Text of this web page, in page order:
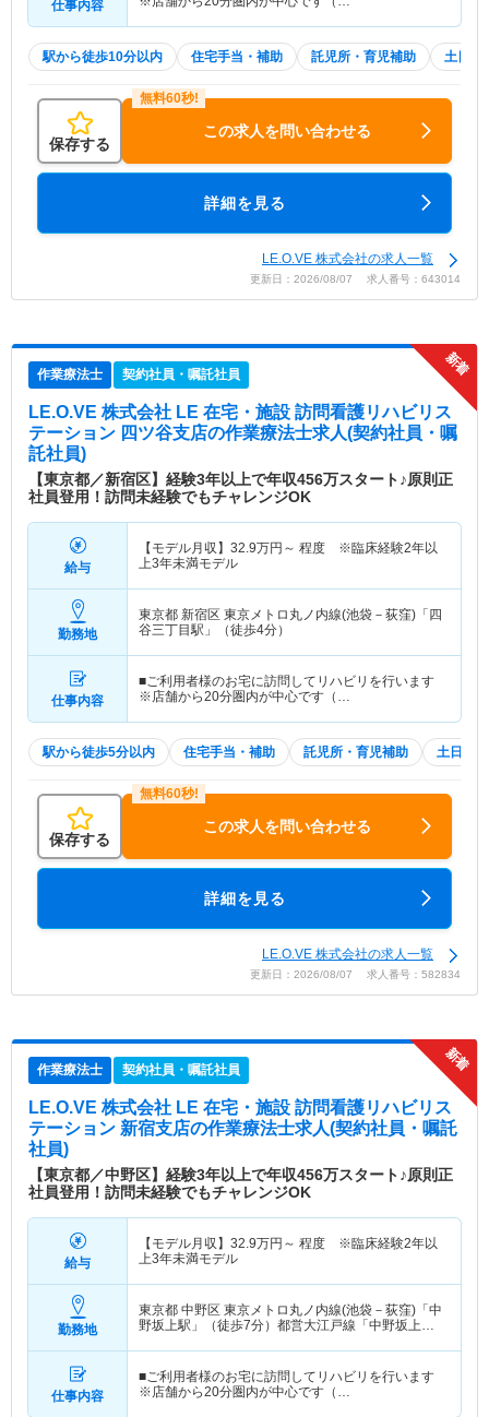
仕事内容
駅から徒歩10分以内 住宅手当・補助 託児所・育児補助 土日祝
保存する
この求人を問い合わせる
詳細を見る
LE.O.VE 株式会社の求人一覧
更新日：2026/08/07 求人番号：643014
作業療法士 契約社員・嘱託社員
LE.O.VE 株式会社 LE 在宅・施設 訪問看護リハビリス
テーション 四ツ谷支店の作業療法士求人(契約社員・嘱
託社員)
【東京都／新宿区】経験3年以上で年収456万スタート♪原則正
社員登用！訪問未経験でもチャレンジOK
給与
【モデル月収】 32.9万円～ 程度 ※臨床経験2年以
上3年未満モデル
勤務地
東京都 新宿区 東京メトロ丸ノ内線(池袋－荻窪)「四
谷三丁目駅」（徒歩4分）
仕事内容
■ご利用者様のお宅に訪問してリハビリを行います
※店舗から20分圏内が中心です（…
駅から徒歩5分以内 住宅手当・補助 託児所・育児補助 土日祝休
保存する
この求人を問い合わせる
詳細を見る
LE.O.VE 株式会社の求人一覧
更新日：2026/08/07 求人番号：582834
作業療法士 契約社員・嘱託社員
LE.O.VE 株式会社 LE 在宅・施設 訪問看護リハビリス
テーション 新宿支店の作業療法士求人(契約社員・嘱託
社員)
【東京都／中野区】経験3年以上で年収456万スタート♪原則正
社員登用！訪問未経験でもチャレンジOK
給与
【モデル月収】 32.9万円～ 程度 ※臨床経験2年以
上3年未満モデル
勤務地
東京都 中野区 東京メトロ丸ノ内線(池袋－荻窪)「中
野坂上駅」（徒歩7分）都営大江戸線「中野坂上
仕事内容
■ご利用者様のお宅に訪問してリハビリを行います
※店舗から20分圏内が中心です（…